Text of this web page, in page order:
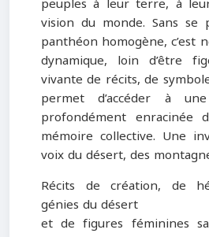
vision du monde. Sans se
panthéon homogène, c’est
dynamique, loin d’être
vivante de récits, de
permet d’accéder à
profondément
mémoire collective. Une
voix du désert, des
Récits de création, de
génies du désert
et de figures féminines